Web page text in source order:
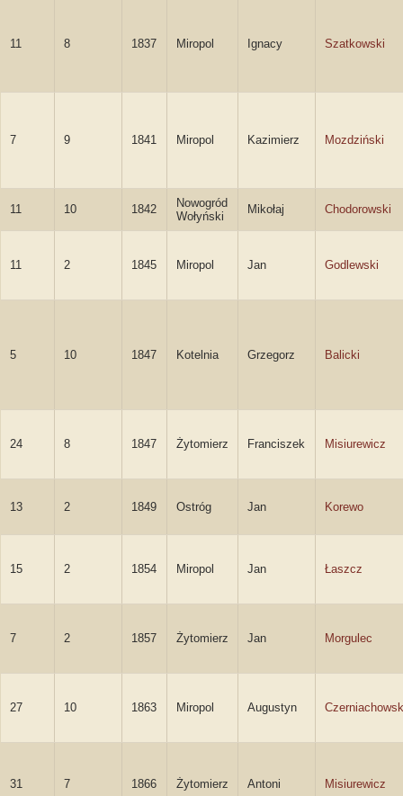
11 8 1837 Miropol Ignacy Szatkowski
7 9 1841 Miropol Kazimierz Mozdziński
11 10 1842
Nowogród
Wołyński
Mikołaj Chodorowski
11 2 1845 Miropol Jan Godlewski
5 10 1847 Kotelnia Grzegorz Balicki
24 8 1847 Żytomierz Franciszek Misiurewicz
13 2 1849 Ostróg Jan Korewo
15 2 1854 Miropol Jan Łaszcz
7 2 1857 Żytomierz Jan Morgulec
27 10 1863 Miropol Augustyn
31 7 1866 Żytomierz Antoni Misiurewicz